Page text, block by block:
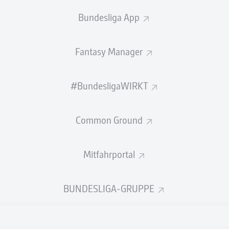
Bundesliga App
Fantasy Manager
#BundesligaWIRKT
Common Ground
Mitfahrportal
BUNDESLIGA-GRUPPE
alle Infos zum Duell FC St. Pauli gegen DSC Arminia